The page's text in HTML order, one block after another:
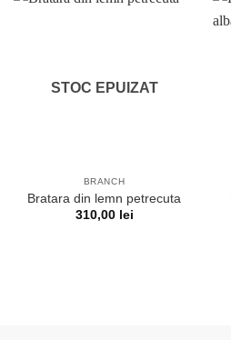
STOC EPUIZAT
BRANCH
Bratara din lemn petrecuta
310,00 lei